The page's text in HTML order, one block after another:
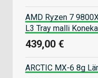
AMD Ryzen 7
L3 Tray malli
439,00 €
ARCTIC MX-6 8g